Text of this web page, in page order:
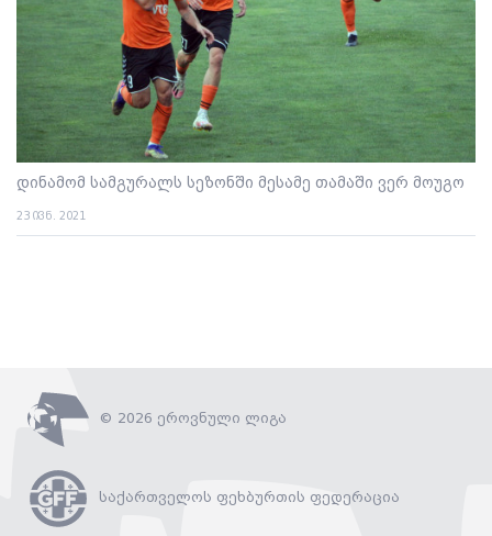
დინამომ სამგურალს სეზონში მესამე თამაში ვერ მოუგო
23 ივნ. 2021
© 2026 ეროვნული ლიგა
საქართველოს ფეხბურთის ფედერაცია